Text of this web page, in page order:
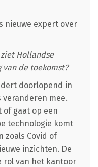
nieuwe expert over
Hollandse
van de toekomst?
doorlopend in
veranderen mee.
of gaat op een
technologie komt
zoals Covid of
inzichten. De
rol van het kantoor